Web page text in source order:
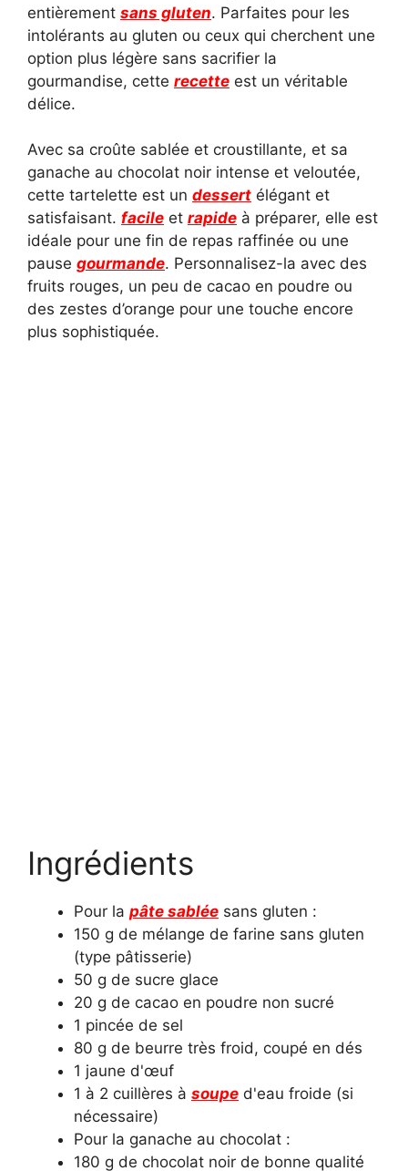
entièrement sans gluten. Parfaites pour les
intolérants au gluten ou ceux qui cherchent une
option plus légère sans sacrifier la
gourmandise, cette recette est un véritable
délice.
Avec sa croûte sablée et croustillante, et sa
ganache au chocolat noir intense et veloutée,
cette tartelette est un dessert élégant et
satisfaisant. facile et rapide à préparer, elle est
idéale pour une fin de repas raffinée ou une
pause gourmande. Personnalisez-la avec des
fruits rouges, un peu de cacao en poudre ou
des zestes d’orange pour une touche encore
plus sophistiquée.
Ingrédients
Pour la pâte sablée sans gluten :
150 g de mélange de farine sans gluten
(type pâtisserie)
50 g de sucre glace
20 g de cacao en poudre non sucré
1 pincée de sel
80 g de beurre très froid, coupé en dés
1 jaune d'œuf
1 à 2 cuillères à soupe d'eau froide (si
nécessaire)
Pour la ganache au chocolat :
180 g de chocolat noir de bonne qualité